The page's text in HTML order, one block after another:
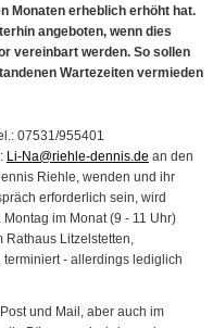
Monaten erheblich erhöht hat.
angeboten, wenn dies
vereinbart werden. So sollen
Wartezeiten vermieden
07531/955401
Li-Na@riehle-dennis.de an den
Riehle, wenden und ihr
erforderlich sein, wird
im Monat (9 - 11 Uhr)
Rathaus Litzelstetten,
terminiert - allerdings lediglich
und Mail, aber auch im